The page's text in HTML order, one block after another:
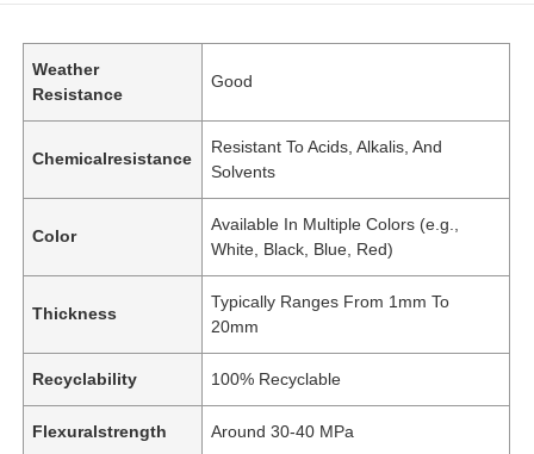
Weather
Resistance
Good
Chemicalresistance
Resistant To Acids, Alkalis, And
Solvents
Color
Available In Multiple Colors (e.g.,
White, Black, Blue, Red)
Thickness
Typically Ranges From 1mm To
20mm
Recyclability 100% Recyclable
Flexuralstrength Around 30-40 MPa